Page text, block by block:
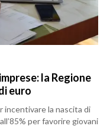
la Regione
euro
la nascita di
per favorire giovani